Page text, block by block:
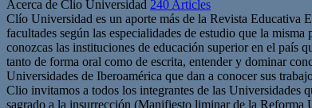
Acerca de Clio Universidad 240 Articles
Clío Universidad es un aporte más de la Revista Educativa
facultades según las especialidades de estudio que la
conozcas las instituciones de educación superior en el país
tanto de forma oral como de escrita, entender y dominar
Universidades de Iberoamérica que dan a conocer sus
Clio invitamos a todos los integrantes de las Universidades
sagrado a la insurrección (Manifiesto liminar de la